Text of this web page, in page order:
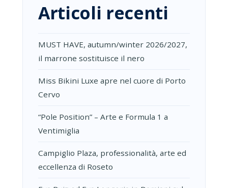
Articoli recenti
MUST HAVE, autumn/winter 2026/2027,
il marrone sostituisce il nero
Miss Bikini Luxe apre nel cuore di Porto
Cervo
“Pole Position” – Arte e Formula 1 a
Ventimiglia
Campiglio Plaza, professionalità, arte ed
eccellenza di Roseto